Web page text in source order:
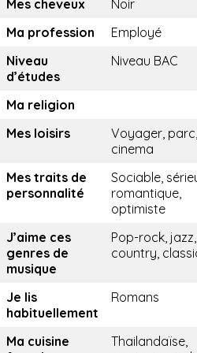
Mes cheveux
Noir
Ma profession
Employé
Niveau
d’études
Niveau BAC
Ma religion
Mes loisirs
Voyager, parc,
cinema
Mes traits de
personnalité
Sociable,
romantique,
optimiste
J’aime ces
genres de
musique
Pop-rock, jazz,
country,
Je lis
habituellement
Romans
Ma cuisine
Thailandaïse,